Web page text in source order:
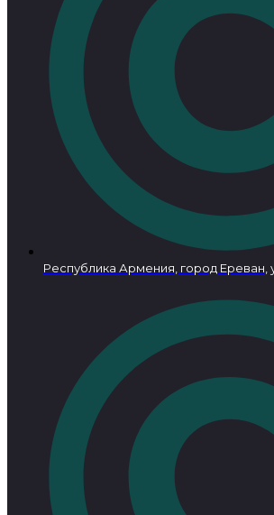
Республика Армения, город Ереван,